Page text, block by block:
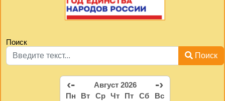
Поиск
Поиск
‹- Август 2026 -›
Пн Вт Ср Чт Пт Сб
Вс